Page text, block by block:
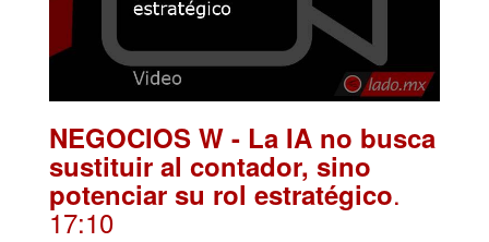
NEGOCIOS W - La IA no busca
sustituir al contador, sino
potenciar su rol estratégico.
17:10